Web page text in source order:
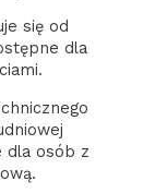
się od
dla
dla osób z